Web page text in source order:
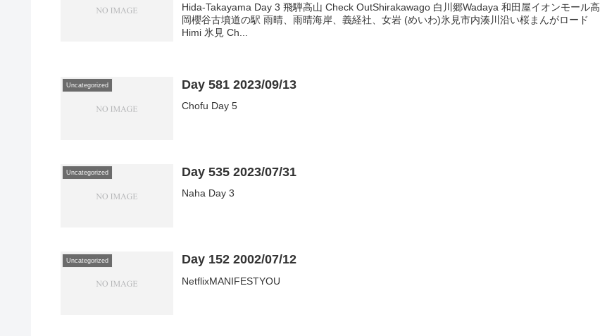
Hida-Takayama Day 3 飛騨高山 Check OutShirakawago 白川郷Wadaya 和田屋イオンモール高
岡櫻谷古墳道の駅 雨晴、雨晴海岸、義経社、女岩 (めいわ)氷見市内湊川沿い桜まんがロード
Himi 氷見 Ch...
Uncategorized Day 581 2023/09/13
Chofu Day 5
Uncategorized Day 535 2023/07/31
Naha Day 3
Uncategorized Day 152 2002/07/12
NetflixMANIFESTYOU